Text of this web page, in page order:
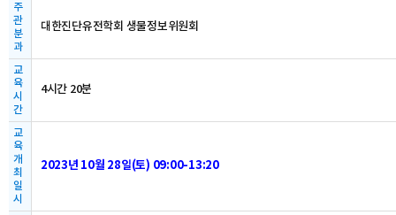
주
관
분
과
대한진단유전학회 생물정보위원회
교
육
시
간
4시간 20분
교
육
개
최
일
시
2023년 10월 28일(토) 09:00-13:20